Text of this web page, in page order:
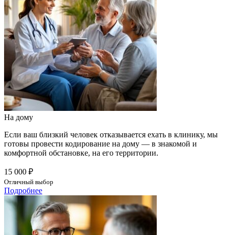
На дому
Если ваш близкий человек отказывается ехать в клинику, мы
готовы провести кодирование на дому — в знакомой и
комфортной обстановке, на его территории.
15 000 ₽
Отличный выбор
Подробнее